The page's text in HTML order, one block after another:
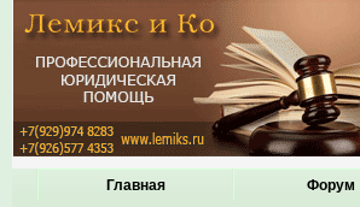
Главная Форум